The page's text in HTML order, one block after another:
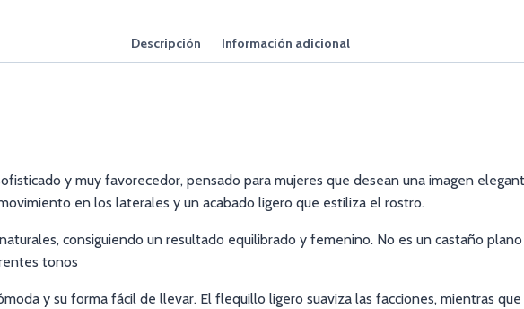
Descripción Información adicional
y muy favorecedor, pensado para mujeres que desean una imagen
en los laterales y un acabado ligero que estiliza el rostro.
consiguiendo un resultado equilibrado y femenino. No es un castaño
tonos
y su forma fácil de llevar. El flequillo ligero suaviza las facciones, mientras